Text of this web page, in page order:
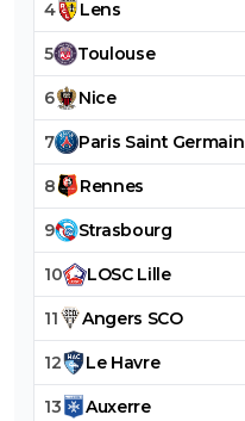
4 Lens
5 Toulouse
6 Nice
7 Paris Saint Germain
8 Rennes
9 Strasbourg
10 LOSC Lille
11 Angers SCO
12 Le Havre
13 Auxerre